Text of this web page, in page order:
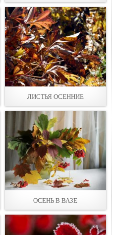
ЛИСТЬЯ ОСЕННИЕ
ОСЕНЬ В ВАЗЕ